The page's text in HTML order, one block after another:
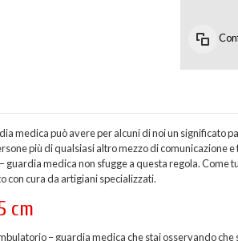
medica può avere per alcuni di noi un significato
più di qualsiasi altro mezzo di comunicazione
guardia medica non sfugge a questa regola. Come
con cura da artigiani specializzati.
cm
– guardia medica che stai osservando